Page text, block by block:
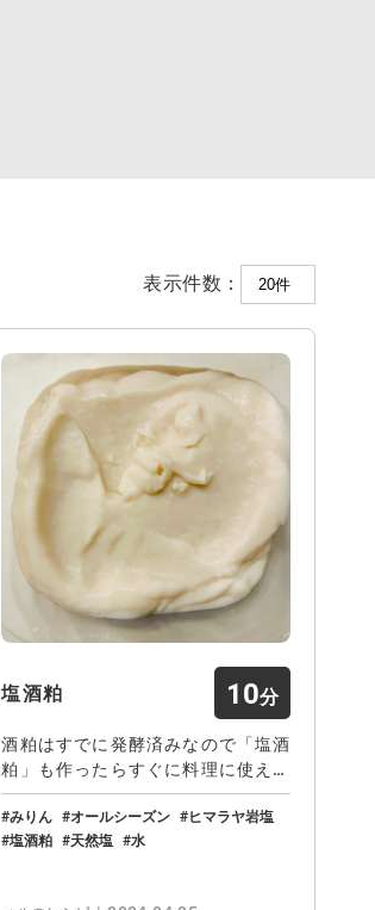
表示件数：
塩酒粕 10
酒粕はすでに発酵済みなので「塩酒
粕」も作ったらすぐに料理に使えま
す。肉や魚の漬け…
みりん オールシーズン
ヒマラヤ岩塩
塩酒粕
天然塩 水